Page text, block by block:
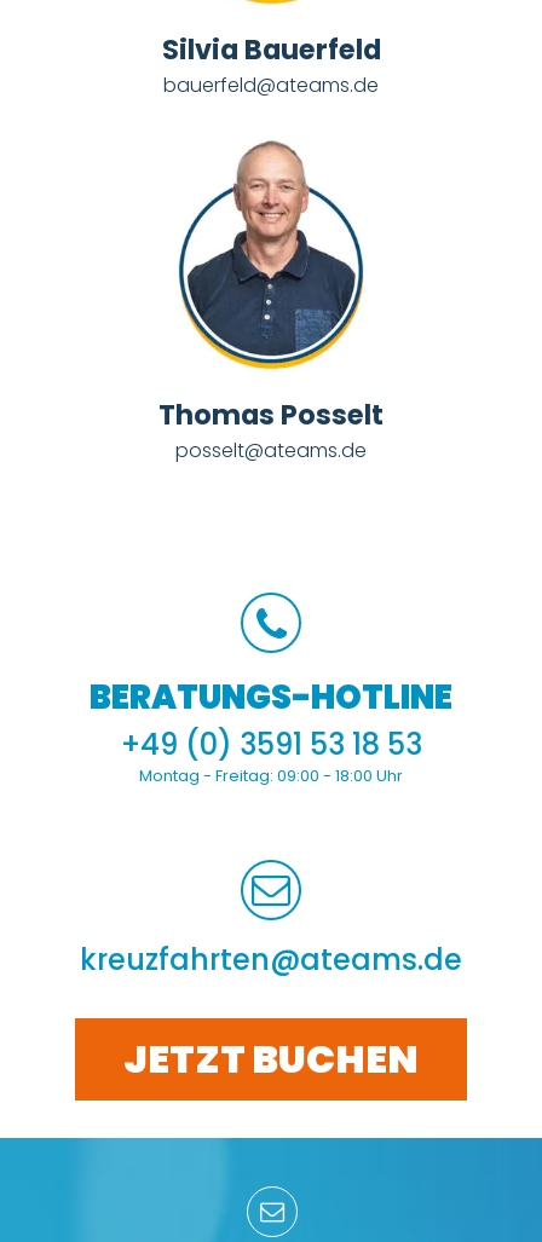
Silvia Bauerfeld
bauerfeld@ateams.de
Thomas Posselt
posselt@ateams.de
BERATUNGS-HOTLINE
+49 (0) 3591 53 18 53
Montag - Freitag: 09:00 - 18:00 Uhr
kreuzfahrten@ateams.de
JETZT BUCHEN